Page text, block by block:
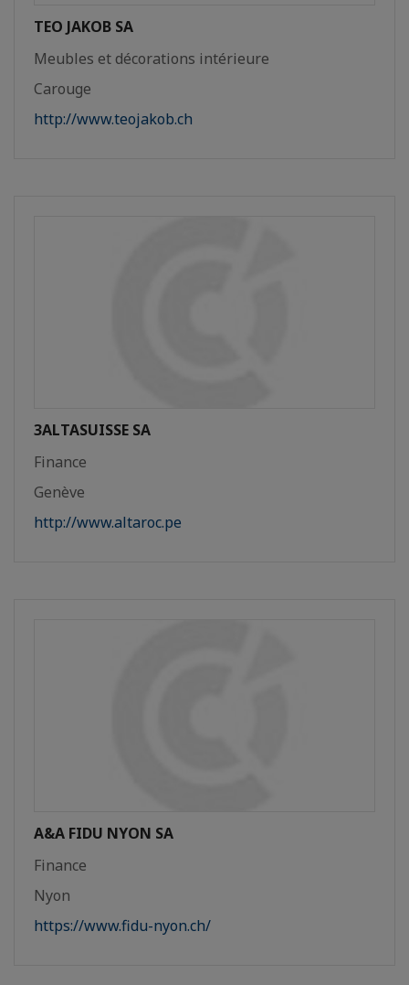
TEO JAKOB SA
Meubles et décorations intérieure
Carouge
http://www.teojakob.ch
3ALTASUISSE SA
Finance
Genève
http://www.altaroc.pe
A&A FIDU NYON SA
Finance
Nyon
https://www.fidu-nyon.ch/